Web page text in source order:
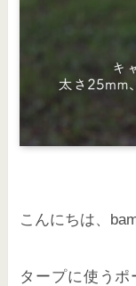
こんにちは、
タープに使うポ